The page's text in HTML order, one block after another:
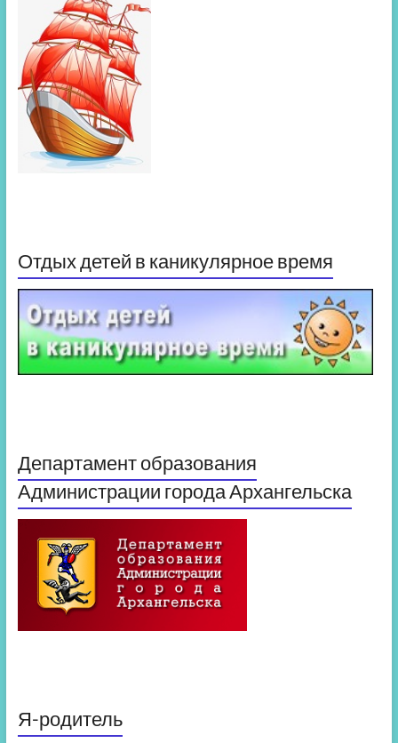
Отдых детей в каникулярное время
Департамент образования
Администрации города Архангельска
Я-родитель